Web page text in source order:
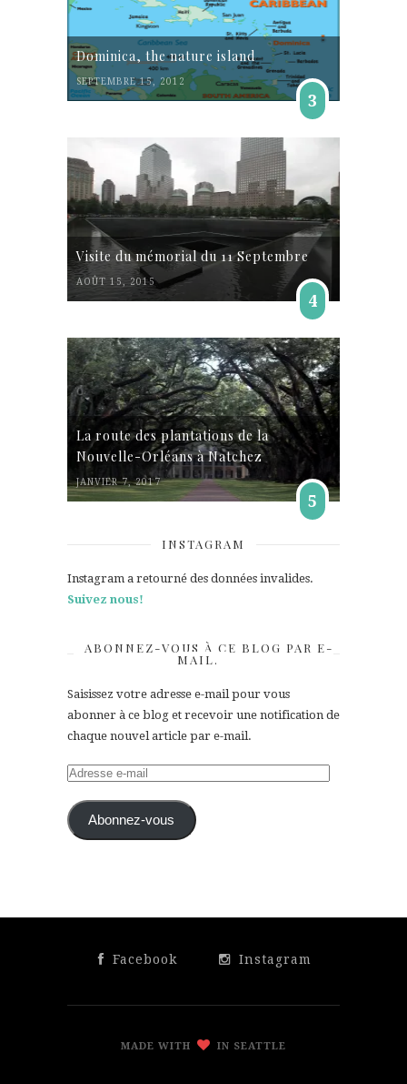
Dominica, the nature island
SEPTEMBRE 15, 2012
3
Visite du mémorial du 11 Septembre
AOÛT 15, 2015
4
La route des plantations de la
Nouvelle-Orléans à Natchez
JANVIER 7, 2017
5
INSTAGRAM
Instagram a retourné des données invalides.
Suivez nous!
ABONNEZ-VOUS À CE BLOG PAR E-
MAIL.
Saisissez votre adresse e-mail pour vous
abonner à ce blog et recevoir une notification de
chaque nouvel article par e-mail.
Adresse
mail Abonnez-vous
Facebook Instagram
MADE WITH IN SEATTLE